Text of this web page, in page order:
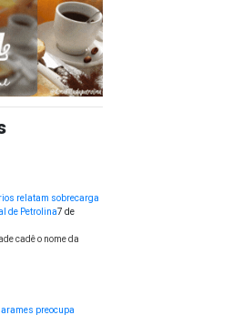
relatam sobrecarga
de Petrolina7 de
cadê o nome da
preocupa